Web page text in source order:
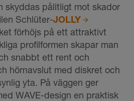
skyddas pålitligt mot skador
Schlüter-JOLLY
förhöjs på ett attraktivt
profilformen skapar man
snabbt ett rent och
hörnavslut med diskret och
yta. På väggen ger
WAVE-design en praktisk